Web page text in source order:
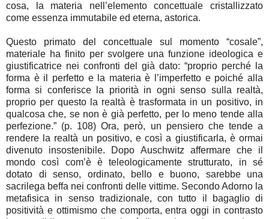
cosa, la materia nell’elemento concettuale cristallizzato
come essenza immutabile ed eterna, astorica.
Questo primato del concettuale sul momento “cosale”,
materiale ha finito per svolgere una funzione ideologica e
giustificatrice nei confronti del già dato: “proprio perché la
forma è il perfetto e la materia è l’imperfetto e poiché alla
forma si conferisce la priorità in ogni senso sulla realtà,
proprio per questo la realtà è trasformata in un positivo, in
qualcosa che, se non è già perfetto, per lo meno tende alla
perfezione.” (p. 108) Ora, però, un pensiero che tende a
rendere la realtà un positivo, e così a giustificarla, è ormai
divenuto insostenibile. Dopo Auschwitz affermare che il
mondo così com’è è teleologicamente strutturato, in sé
dotato di senso, ordinato, bello e buono, sarebbe una
sacrilega beffa nei confronti delle vittime. Secondo Adorno la
metafisica in senso tradizionale, con tutto il bagaglio di
positività e ottimismo che comporta, entra oggi in contrasto